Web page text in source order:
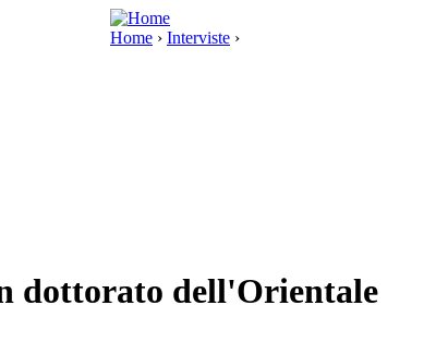
Home › Interviste ›
dottorato dell'Orientale